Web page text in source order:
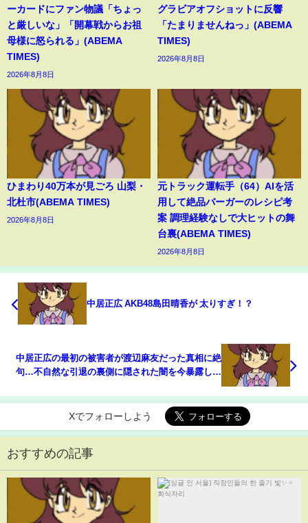
ーカードにファン物議「ちょっ
と厳しいな」「開幕戦からお祖
母様に怒られる」(ABEMA
TIMES)
2026年8月8日
グラビアオフショットに反響
「たまりませんねっ」(ABEMA
TIMES)
2026年8月8日
ひまわり40万本が見ごろ 山梨・
北杜市(ABEMA TIMES)
2026年8月8日
元トラック運転手（64）AIを活
用して絶品バーガーのレシピ考
案 調理経験なしで大ヒットの舞
台裏(ABEMA TIMES)
2026年8月8日
中居正広 AKB48島田晴香が 太りすぎ！？
中居正広の最初の被害者が渡辺麻友だった真相に絶
句…不自然な引退の裏側に隠された闇を今暴露した
Xでフォローしよう
おすすめの記事